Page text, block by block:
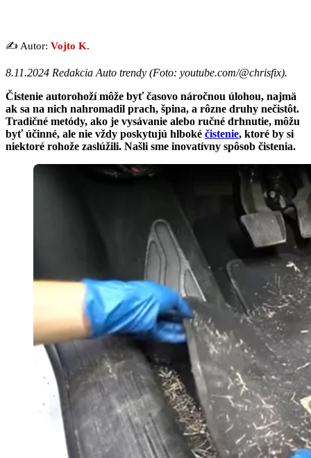
✍️ Autor: Vojto K.
8.11.2024 Redakcia Auto trendy (Foto: youtube.com/@chrisfix).
Čistenie autorohoží môže byť časovo náročnou úlohou, najmä
ak sa na nich nahromadil prach, špina, a rôzne druhy nečistôt.
Tradičné metódy, ako je vysávanie alebo ručné drhnutie, môžu
byť účinné, ale nie vždy poskytujú hlboké čistenie, ktoré by si
niektoré rohože zaslúžili. Našli sme inovatívny spôsob čistenia.